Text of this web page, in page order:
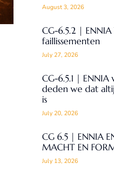
August 3, 2026
CG-6.5.2 | ENNIA
faillissementen
July 27, 2026
CG-6.5.1 | ENNIA
deden we dat
is
July 20, 2026
CG 6.5 | ENNIA
MACHT EN
July 13, 2026